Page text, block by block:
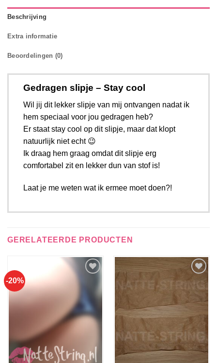
Beschrijving
Extra informatie
Beoordelingen (0)
Gedragen slipje – Stay cool
Wil jij dit lekker slipje van mij ontvangen nadat ik
hem speciaal voor jou gedragen heb?
Er staat stay cool op dit slipje, maar dat klopt
natuurlijk niet echt 😉
Ik draag hem graag omdat dit slipje erg
comfortabel zit en lekker dun van stof is!
Laat je me weten wat ik ermee moet doen?!
GERELATEERDE PRODUCTEN
-20%
Aan
verlanglijst
toevoegen